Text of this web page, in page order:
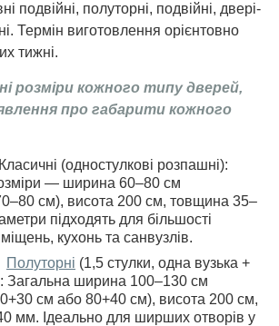
подвійні, полуторні, подвійні, двері-
Термін виготовлення орієнтовно
тижні.
розміри кожного типу дверей,
про габарити кожного
(одностулкові розпашні):
— ширина 60–80 см
см), висота 200 см, товщина 35–
підходять для більшості
кухонь та санвузлів.
Полуторні (1,5 стулки, одна вузька +
Загальна ширина 100–130 см
см або 80+40 см), висота 200 см,
мм. Ідеально для ширших отворів у